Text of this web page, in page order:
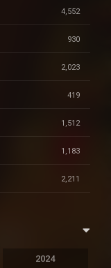
4,552
930
2,023
419
1,512
1,183
2,211
2024